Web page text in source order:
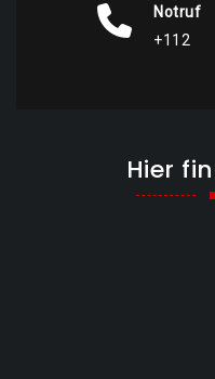
Notruf
+112
Hier